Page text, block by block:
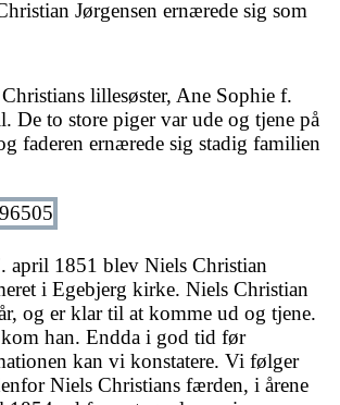
Jørgensen ernærede sig som
lillesøster, Ane Sophie f.
De to store piger var ude og tjene på
faderen ernærede sig stadig familien
april 1851 blev Niels Christian
i Egebjerg kirke. Niels Christian
og er klar til at komme ud og tjene.
han. Endda i god tid før
kan vi konstatere. Vi følger
Niels Christians færden, i årene